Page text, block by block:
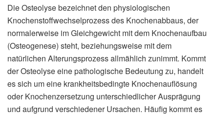
Die Osteolyse bezeichnet den physiologischen
Knochenstoffwechselprozess des Knochenabbaus, der
normalerweise im Gleichgewicht mit dem Knochenaufbau
(Osteogenese) steht, beziehungsweise mit dem
natürlichen Alterungsprozess allmählich zunimmt. Kommt
der Osteolyse eine pathologische Bedeutung zu, handelt
es sich um eine krankheitsbedingte Knochenauflösung
oder Knochenzersetzung unterschiedlicher Ausprägung
und aufgrund verschiedener Ursachen. Häufig kommt es